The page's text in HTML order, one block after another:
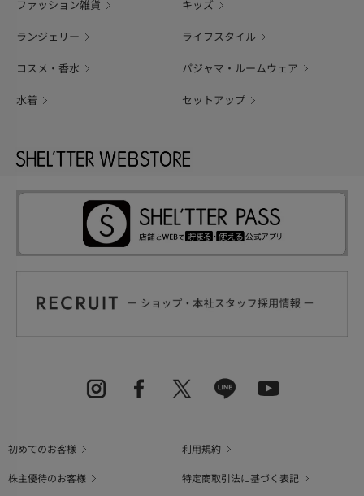
ファッション雑貨 キッズ
ランジェリー ライフスタイル
コスメ・香水 パジャマ・ルームウェア
水着 セットアップ
初めてのお客様
利用規約
株主優待のお客様
特定商取引法に基づく表記